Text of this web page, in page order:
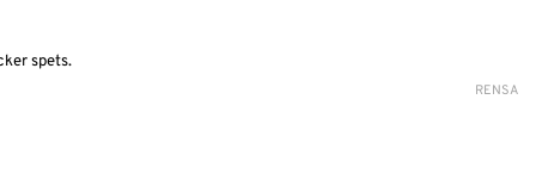
spets.
RENSA